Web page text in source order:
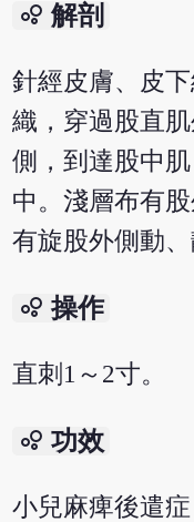
bubble_chart 解剖
針經皮膚、皮下
織，穿過股直
側，到達股中肌
中。淺層布有
有旋股外側動、
bubble_chart 操作
直刺1～2寸。
bubble_chart 功效
小兒麻痺後遣症